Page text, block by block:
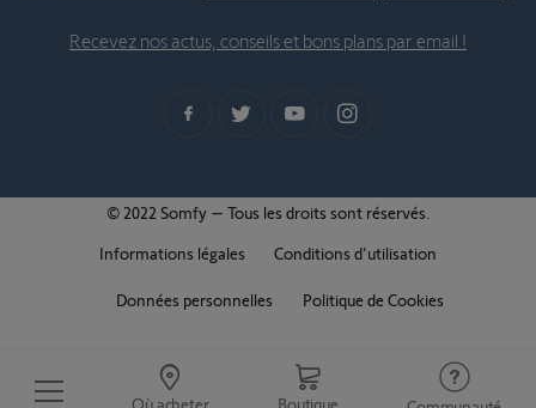
Où acheter Boutique
Recevez nos actus, conseils et bons plans par email !
© 2022 Somfy – Tous les droits sont réservés.
Informations légales
Conditions d'utilisation
Données personnelles Politique de Cookies